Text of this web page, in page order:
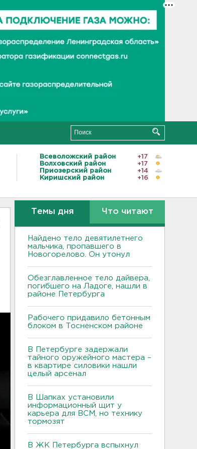
Всеволожский район
+17
Волховский район
+17
Приозерский район
+14
Киришский район
+16
Темы дня Что читают
Найдено тело девятилетнего
мальчика, пропавшего в
Новогорелово. Он утонул
Обезглавленное тело дайвера,
погибшего на Ладоге, нашли в
районе Петербурга
Рабочего придавило бетонным
блоком в Тосненском районе
В Петербурге задержали
тайного оружейного мастера –
в квартире силовики нашли
целый арсенал
В Шапках установили
информационный щит у
карьера для ВСМ, но технику
тормозят
В ЖК Петербурга вспыхнул